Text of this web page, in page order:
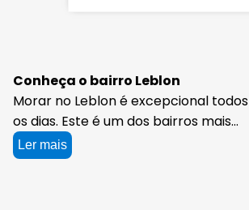
Conheça o bairro Leblon
Morar no Leblon é excepcional todos
os dias. Este é um dos bairros mais
elegantes e sofisticados do Rio de
Janeiro, famoso por sua beleza
Ler mais